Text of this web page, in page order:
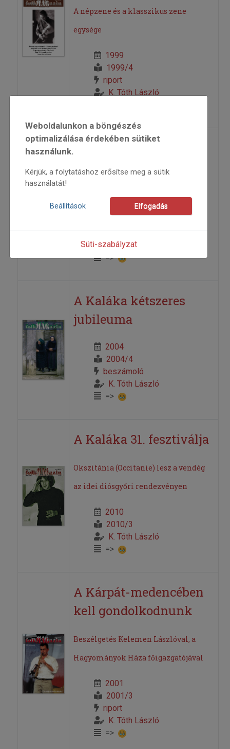
A népzene és a klasszikus zene
egysége
1999
1999/4
riport
K. Tóth László
Január óta „sugároz” az interneten
fogható kulturális tv
2008/2
K. Tóth László
=>
A Kaláka kétszeres
jubileuma
2004
2004/4
beszámoló
K. Tóth László
=>
A Kaláka 31. fesztiválja
Okszitánia (Occitanie) lesz a vendég
az idei diósgyőri rendezvényen
2010
2010/3
K. Tóth László
=>
A Kárpát-medencében
kell gondolkodnunk
Beszélgetés Kelemen Lászlóval, a
Hagyományok Háza főigazgatójával
2001
2001/3
riport
K. Tóth László
=>
Weboldalunkon a böngészés
optimalizálása érdekében sütiket
használunk.
Kérjük, a folytatáshoz erősítse meg a sütik
használatát!
Beállítások Elfogadás
Süti-szabályzat